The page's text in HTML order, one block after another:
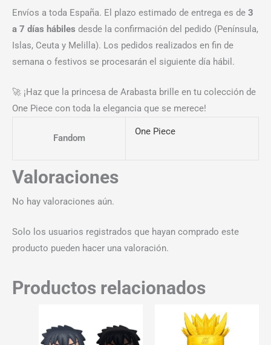
Envíos a toda España. El plazo estimado de entrega es de 3
a 7 días hábiles desde la confirmación del pedido (Península,
Islas, Ceuta y Melilla). Los pedidos realizados en fin de
semana o festivos se procesarán el siguiente día hábil.
🚀 ¡Haz que la princesa de Arabasta brille en tu colección de
One Piece con toda la elegancia que se merece!
Fandom
One Piece
Valoraciones
No hay valoraciones aún.
Solo los usuarios registrados que hayan comprado este
producto pueden hacer una valoración.
Productos relacionados